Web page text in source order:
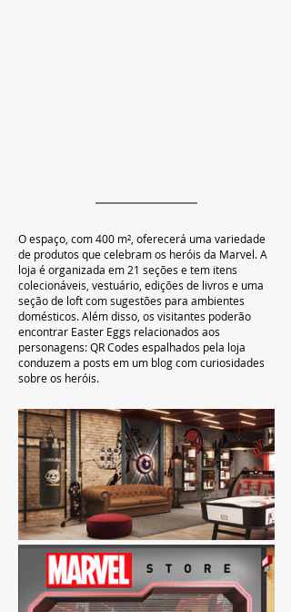
O espaço, com 400 m², oferecerá uma variedade
de produtos que celebram os heróis da Marvel. A
loja é organizada em 21 seções e tem itens
colecionáveis, vestuário, edições de livros e uma
seção de loft com sugestões para ambientes
domésticos. Além disso, os visitantes poderão
encontrar Easter Eggs relacionados aos
personagens: QR Codes espalhados pela loja
conduzem a posts em um blog com curiosidades
sobre os heróis.